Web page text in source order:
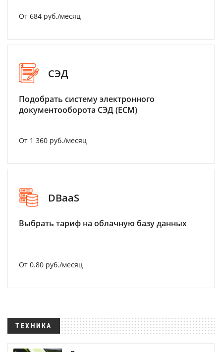
От 684 руб./месяц
СЭД
Подобрать систему электронного
документооборота СЭД (ECM)
От 1 360 руб./месяц
DBaaS
Выбрать тариф на облачную базу данных
От 0.80 руб./месяц
ТЕХНИКА